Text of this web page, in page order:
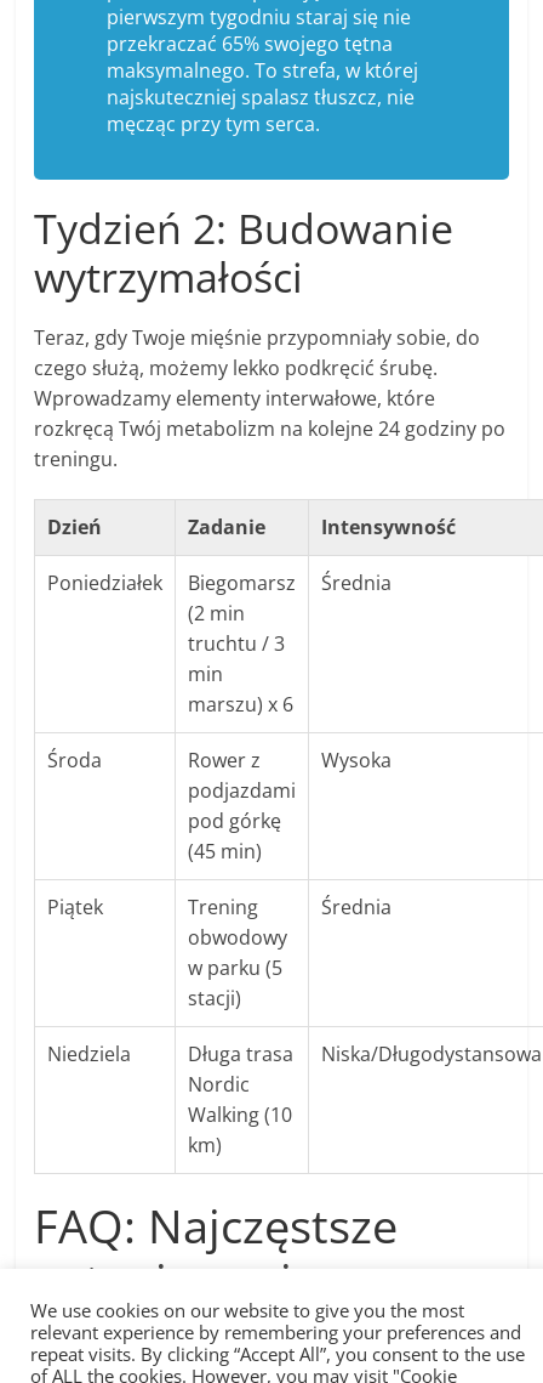
pierwszym tygodniu staraj się nie
przekraczać 65% swojego tętna
maksymalnego. To strefa, w której
najskuteczniej spalasz tłuszcz, nie
męcząc przy tym serca.
Tydzień 2: Budowanie
wytrzymałości
Teraz, gdy Twoje mięśnie przypomniały sobie, do
czego służą, możemy lekko podkręcić śrubę.
Wprowadzamy elementy interwałowe, które
rozkręcą Twój metabolizm na kolejne 24 godziny po
treningu.
Dzień Zadanie Intensywność
Poniedziałek
Biegomarsz
(2 min
truchtu / 3
min
marszu) x 6
Średnia
Środa
Rower z
podjazdami
pod górkę
(45 min)
Wysoka
Piątek
Trening
obwodowy
w parku (5
stacji)
Średnia
Niedziela
Długa trasa
Nordic
Walking (10
km)
Niska/Długodystansowa
FAQ: Najczęstsze
pytania o wiosenny
trening
We use cookies on our website to give you the most
relevant experience by remembering your preferences and
repeat visits. By clicking “Accept All”, you consent to the use
of ALL the cookies. However, you may visit "Cookie